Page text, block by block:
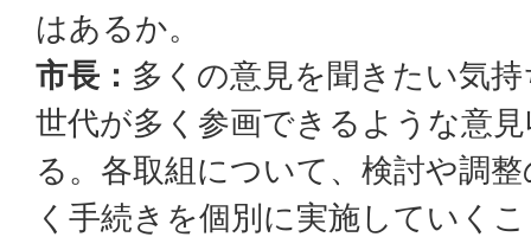
はあるか。
市長： 多くの意見を聞きたい気
世代が多く参画できるような意
る。各取組について、検討や調
く手続きを個別に実施していく